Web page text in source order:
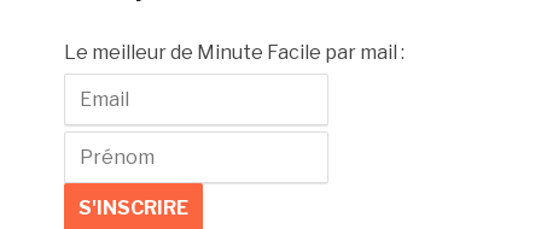
Le meilleur de Minute Facile par mail :